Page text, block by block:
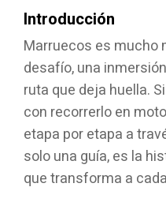
Introducción
Marruecos es mucho
desafío, una
ruta que deja huella.
con recorrerlo en
etapa por etapa a
solo una guía, es la
que transforma a